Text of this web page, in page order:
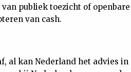
publiek toezicht of openbare
van cash.
al kan Nederland het advies in